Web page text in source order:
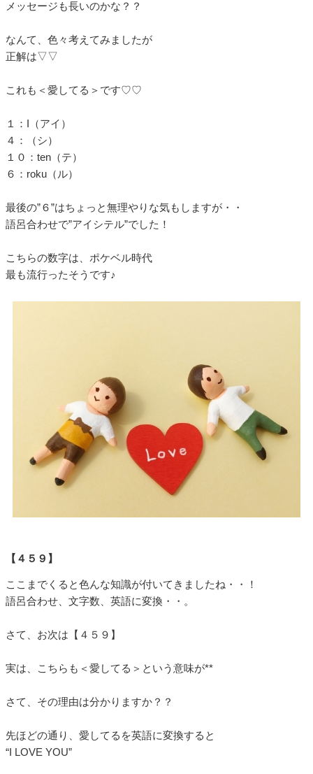
メッセージも長いのかな？？
なんて、色々考えてみましたが
正解は▽▽
これも＜愛してる＞です♡♡
１：I（アイ）
４：（シ）
１０：ten（テ）
６：roku（ル）
最後の”６”はちょっと無理やりな気もしますが・・
語呂合わせで”アイシテル”でした！
こちらの数字は、ポケベル時代
最も流行ったそうです♪
【４５９】
ここまでくると色んな知識が付いてきましたね・・！
語呂合わせ、文字数、英語に変換・・。
さて、お次は【４５９】
実は、こちらも＜愛してる＞という意味が**
さて、その理由は分かりますか？？
先ほどの通り、愛してるを英語に変換すると
“I LOVE YOU”